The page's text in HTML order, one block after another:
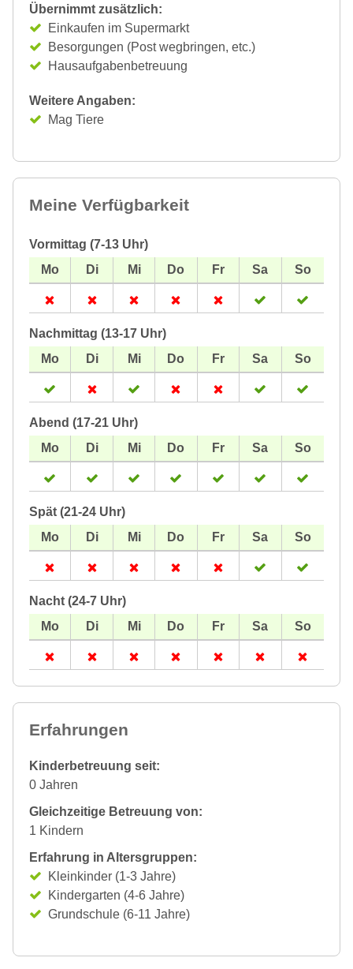
Übernimmt zusätzlich:
Einkaufen im Supermarkt
Besorgungen (Post wegbringen, etc.)
Hausaufgabenbetreuung
Weitere Angaben:
Mag Tiere
Meine Verfügbarkeit
Vormittag (7-13 Uhr)
Nachmittag (13-17 Uhr)
Abend (17-21 Uhr)
Spät (21-24 Uhr)
Nacht (24-7 Uhr)
Erfahrungen
Kinderbetreuung seit:
0 Jahren
Gleichzeitige Betreuung von:
1 Kindern
Erfahrung in Altersgruppen:
Kleinkinder (1-3 Jahre)
Kindergarten (4-6 Jahre)
Grundschule (6-11 Jahre)